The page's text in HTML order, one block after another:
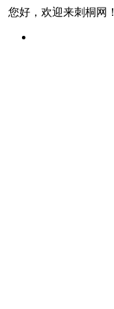
您好，欢迎来刺桐网！